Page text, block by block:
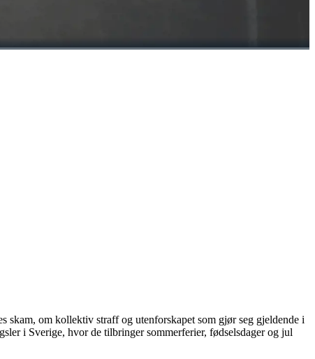
skam, om kollektiv straff og utenforskapet som gjør seg gjeldende i
i Sverige, hvor de tilbringer sommerferier, fødselsdager og jul